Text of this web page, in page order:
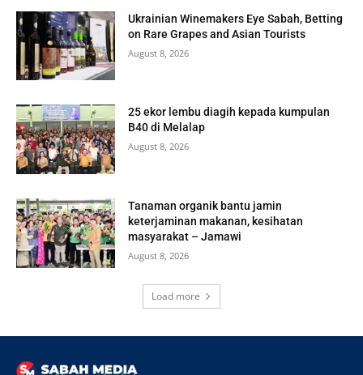
Ukrainian Winemakers Eye Sabah, Betting
on Rare Grapes and Asian Tourists
August 8, 2026
25 ekor lembu diagih kepada kumpulan
B40 di Melalap
August 8, 2026
Tanaman organik bantu jamin
keterjaminan makanan, kesihatan
masyarakat – Jamawi
August 8, 2026
Load more